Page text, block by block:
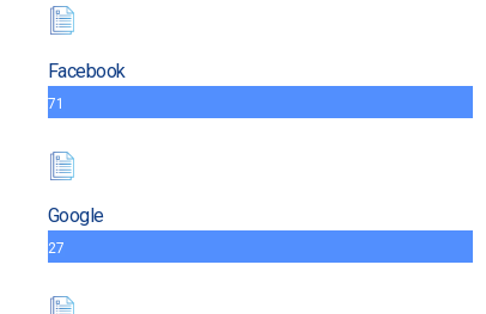
Facebook
71
Google
27